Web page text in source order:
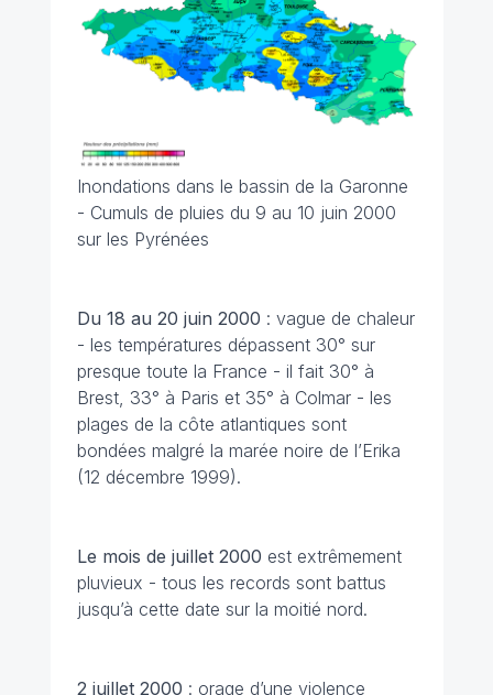
Inondations dans le bassin de la Garonne
- Cumuls de pluies du 9 au 10 juin 2000
sur les Pyrénées
Du 18 au 20 juin 2000 : vague de chaleur
- les températures dépassent 30° sur
presque toute la France - il fait 30° à
Brest, 33° à Paris et 35° à Colmar - les
plages de la côte atlantiques sont
bondées malgré la marée noire de l’Erika
(12 décembre 1999).
Le mois de juillet 2000 est extrêmement
pluvieux - tous les records sont battus
jusqu’à cette date sur la moitié nord.
2 juillet 2000 : orage d’une violence